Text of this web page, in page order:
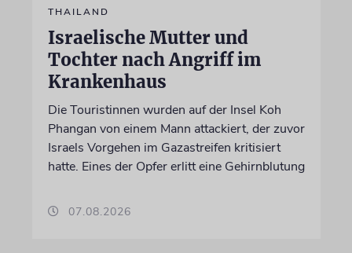
THAILAND
Israelische Mutter und
Tochter nach Angriff im
Krankenhaus
Die Touristinnen wurden auf der Insel Koh
Phangan von einem Mann attackiert, der zuvor
Israels Vorgehen im Gazastreifen kritisiert
hatte. Eines der Opfer erlitt eine Gehirnblutung
07.08.2026